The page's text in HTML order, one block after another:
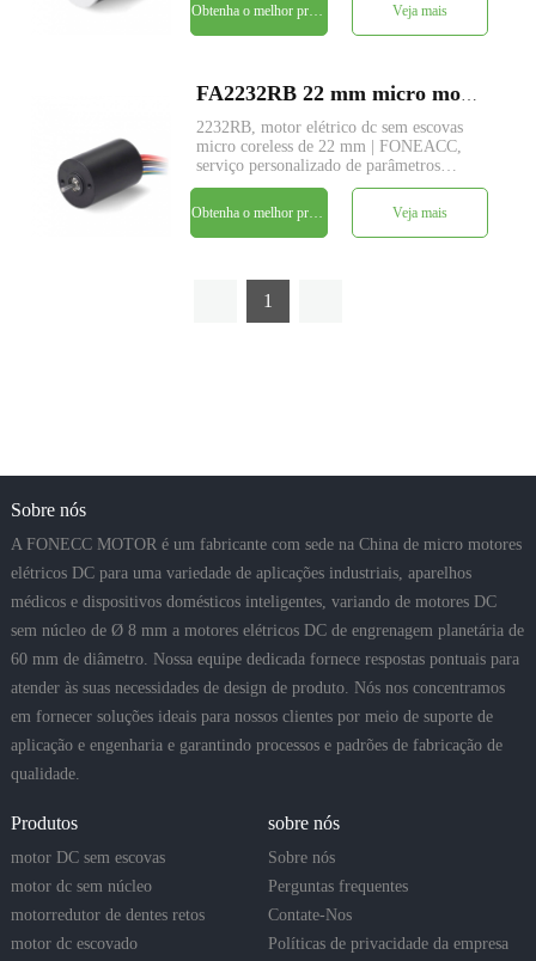
Veja mais
2232RB, motor elétrico dc sem escovas
micro coreless de 22 mm | FONEACC,
serviço personalizado de parâmetros
disponível.
Veja mais
1
Sobre nós
A FONECC MOTOR é um fabricante com sede na China de micro motores
elétricos DC para uma variedade de aplicações industriais, aparelhos
médicos e dispositivos domésticos inteligentes, variando de motores DC
sem núcleo de Ø 8 mm a motores elétricos DC de engrenagem planetária de
60 mm de diâmetro. Nossa equipe dedicada fornece respostas pontuais para
atender às suas necessidades de design de produto. Nós nos concentramos
em fornecer soluções ideais para nossos clientes por meio de suporte de
aplicação e engenharia e garantindo processos e padrões de fabricação de
qualidade.
Produtos
motor DC sem escovas
motor dc sem núcleo
motorredutor de dentes retos
motor dc escovado
sobre nós
Sobre nós
Perguntas frequentes
Contate-Nos
Políticas de privacidade da empresa